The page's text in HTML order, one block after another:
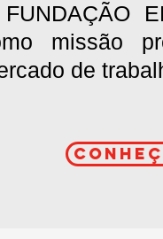
missão
de